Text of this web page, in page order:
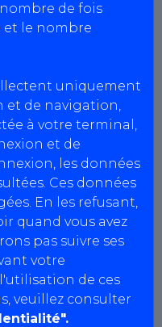
de fois
et le nombre
uniquement
et de navigation,
à votre terminal,
et de
les données
Ces données
En les refusant,
quand vous avez
pas suivre ses
votre
de ces
veuillez consulter
de vos données
partir du site soient
du 6 janvier 1978
aux fichiers
Informatique et
(UE) n° 2016/679 du
général sur la
« RGDP »). Cette
dont AutoBilan-
utiliser et
personnelles.
sont-elles